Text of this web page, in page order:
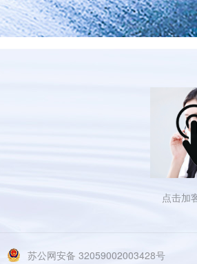
点击加
苏公网安备 32059002003428号